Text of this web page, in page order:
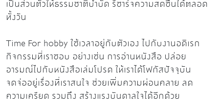
เป็นส่วนตัวให้ธรรมชาติบำบัด รีชาร์จความสดชื่นได้ตลอด
ทั้งวัน
Time For hobby ใช้เวลาอยู่กับตัวเอง ไปกับงานอดิเรก
กิจกรรมที่เราชอบ อย่างเช่น การอ่านหนังสือ ปล่อย
อารมณ์ไปกับหนังสือเล่มโปรด ให้เราได้โฟกัสปัจจุบัน
จดจ่ออยู่เรื่องที่เราสนใจ ช่วยเพิ่มความผ่อนคลาย ลด
ความเครียด รวมถึง สร้างแรงบันดาลใจได้อีกด้วย